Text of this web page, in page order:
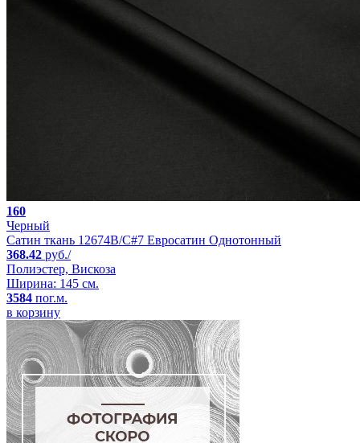
160
Черный
Сатин ткань 12674B/C#7 Евросатин Однотонный
368.42 руб./
Полиэстер, Вискоза
Ширина: 145 см.
3584 пог.м.
в корзину